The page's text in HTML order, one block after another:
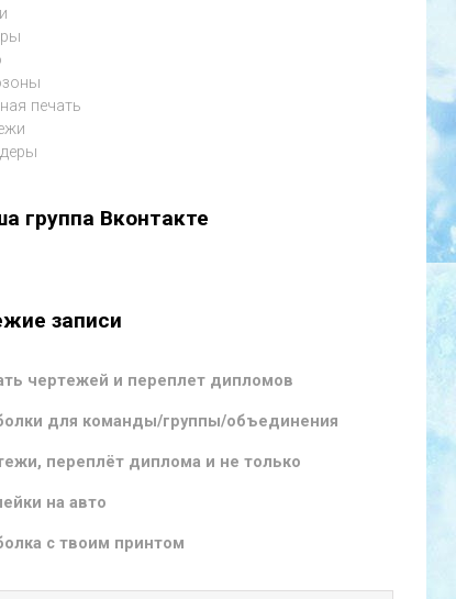
печать
группа Вконтакте
записи
чертежей и переплет дипломов
для команды/группы/объединения
переплёт диплома и не только
на авто
с твоим принтом